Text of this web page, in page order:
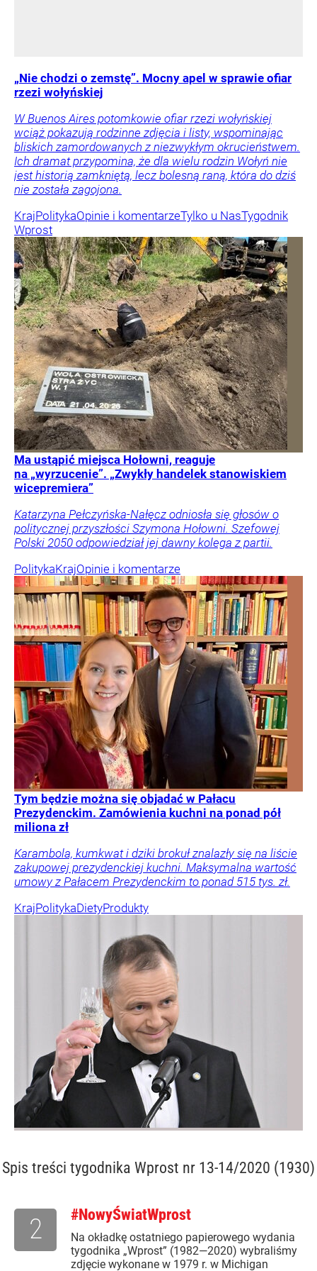
„Nie chodzi o zemstę”. Mocny apel w sprawie ofiar
rzezi wołyńskiej
W Buenos Aires potomkowie ofiar rzezi wołyńskiej
wciąż pokazują rodzinne zdjęcia i listy, wspominając
bliskich zamordowanych z niezwykłym okrucieństwem.
Ich dramat przypomina, że dla wielu rodzin Wołyń nie
jest historią zamkniętą, lecz bolesną raną, która do dziś
nie została zagojona.
KrajPolitykaOpinie i komentarzeTylko u NasTygodnik
Wprost
Ma ustąpić miejsca Hołowni, reaguje
na „wyrzucenie”. „Zwykły handelek stanowiskiem
wicepremiera”
Katarzyna Pełczyńska-Nałęcz odniosła się głosów o
politycznej przyszłości Szymona Hołowni. Szefowej
Polski 2050 odpowiedział jej dawny kolega z partii.
PolitykaKrajOpinie i komentarze
Tym będzie można się objadać w Pałacu
Prezydenckim. Zamówienia kuchni na ponad pół
miliona zł
Karambola, kumkwat i dziki brokuł znalazły się na liście
zakupowej prezydenckiej kuchni. Maksymalna wartość
umowy z Pałacem Prezydenckim to ponad 515 tys. zł.
KrajPolitykaDietyProdukty
Spis treści tygodnika Wprost nr 13-14/2020 (1930)
#NowyŚwiatWprost
Na okładkę ostatniego papierowego wydania
tygodnika „Wprost” (1982—2020) wybraliśmy
zdjęcie wykonane w 1979 r. w Michigan
2